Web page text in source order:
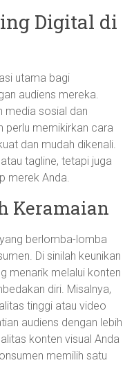
Digital di
utama bagi
audiens mereka.
media sosial dan
perlu memikirkan cara
dan mudah dikenali.
tagline, tetapi juga
merek Anda.
Keramaian
berlomba-lomba
Di sinilah keunikan
menarik melalui konten
diri. Misalnya,
tinggi atau video
audiens dengan lebih
konten visual Anda
memilih satu